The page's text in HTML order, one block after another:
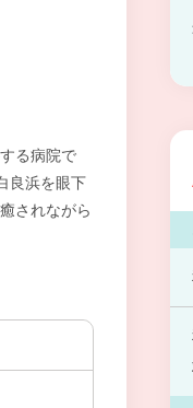
る病院で
良浜を眼下
されながら